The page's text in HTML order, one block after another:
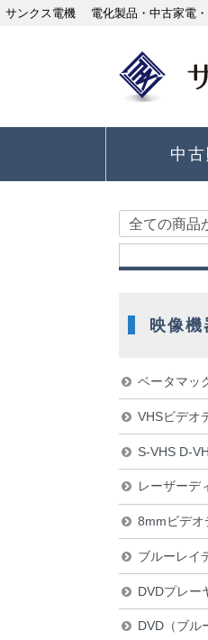
サンクス電機 電化製品・中古家電
中
映像機
ベータマッ
VHSビデオ
S-VHS D-
レーザーデ
8mmビデオ
ブルーレイ
DVDプレー
DVD（ブル